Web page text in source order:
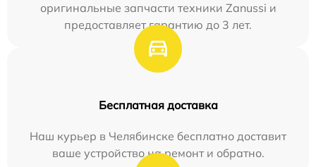
оригинальные запчасти техники Zanussi и
предоставляет гарантию до 3 лет.
Бесплатная доставка
Наш курьер в Челябинске бесплатно доставит
ваше устройство на ремонт и обратно.